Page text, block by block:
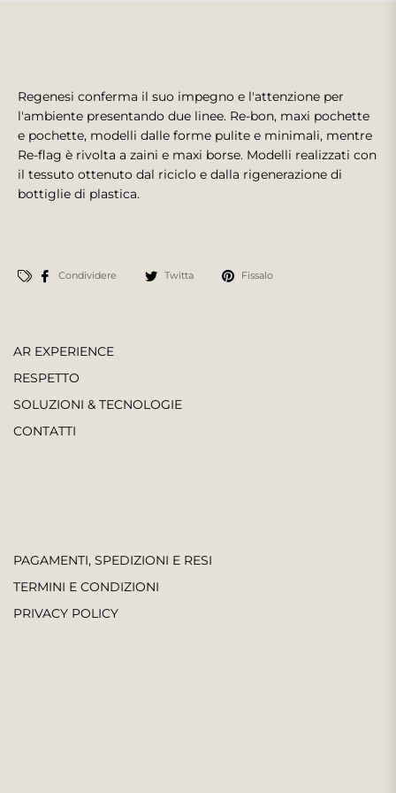
Regenesi conferma il suo impegno e l'attenzione per
l'ambiente presentando due linee. Re-bon, maxi pochette
e pochette, modelli dalle forme pulite e minimali, mentre
Re-flag è rivolta a zaini e maxi borse. Modelli realizzati con
il tessuto ottenuto dal riciclo e dalla rigenerazione di
bottiglie di plastica.
Condividere Twitta Fissalo
AR EXPERIENCE
RESPETTO
SOLUZIONI & TECNOLOGIE
CONTATTI
PAGAMENTI, SPEDIZIONI E RESI
TERMINI E CONDIZIONI
PRIVACY POLICY